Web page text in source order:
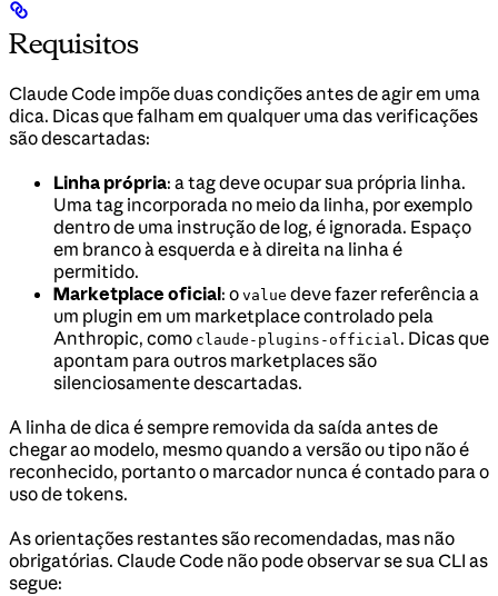
Requisitos
Claude Code impõe duas condições antes de agir em uma
dica. Dicas que falham em qualquer uma das verificações
são descartadas:
Linha própria: a tag deve ocupar sua própria linha.
Uma tag incorporada no meio da linha, por exemplo
dentro de uma instrução de log, é ignorada. Espaço
em branco à esquerda e à direita na linha é
permitido.
Marketplace oficial: o value deve fazer referência a
um plugin em um marketplace controlado pela
Anthropic, como claude-plugins-official. Dicas que
apontam para outros marketplaces são
silenciosamente descartadas.
A linha de dica é sempre removida da saída antes de
chegar ao modelo, mesmo quando a versão ou tipo não é
reconhecido, portanto o marcador nunca é contado para o
uso de tokens.
As orientações restantes são recomendadas, mas não
obrigatórias. Claude Code não pode observar se sua CLI as
segue: